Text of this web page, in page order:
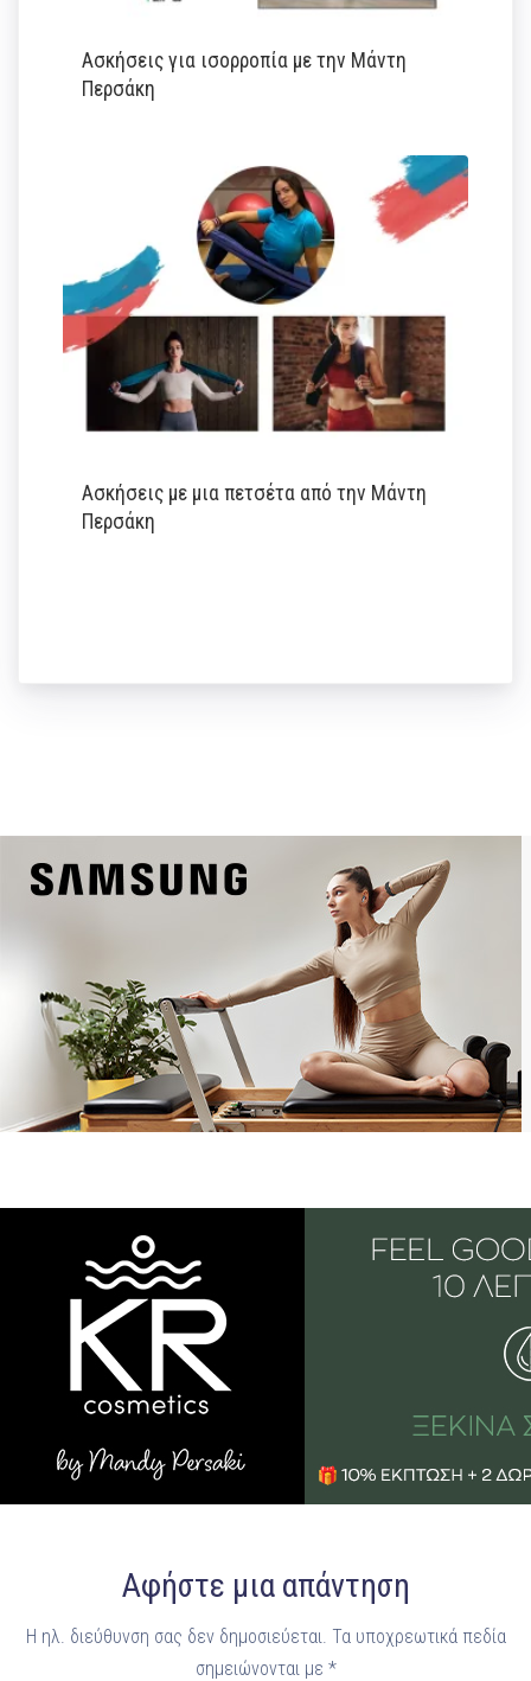
Ασκήσεις για ισορροπία με την Μάντη
Περσάκη
Ασκήσεις με μια πετσέτα από την Μάντη
Περσάκη
Αφήστε μια απάντηση
Η ηλ. διεύθυνση σας δεν δημοσιεύεται. Τα υποχρεωτικά πεδία
σημειώνονται με *